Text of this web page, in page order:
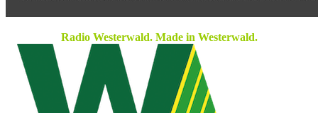
Radio Westerwald. Made in Westerwald.